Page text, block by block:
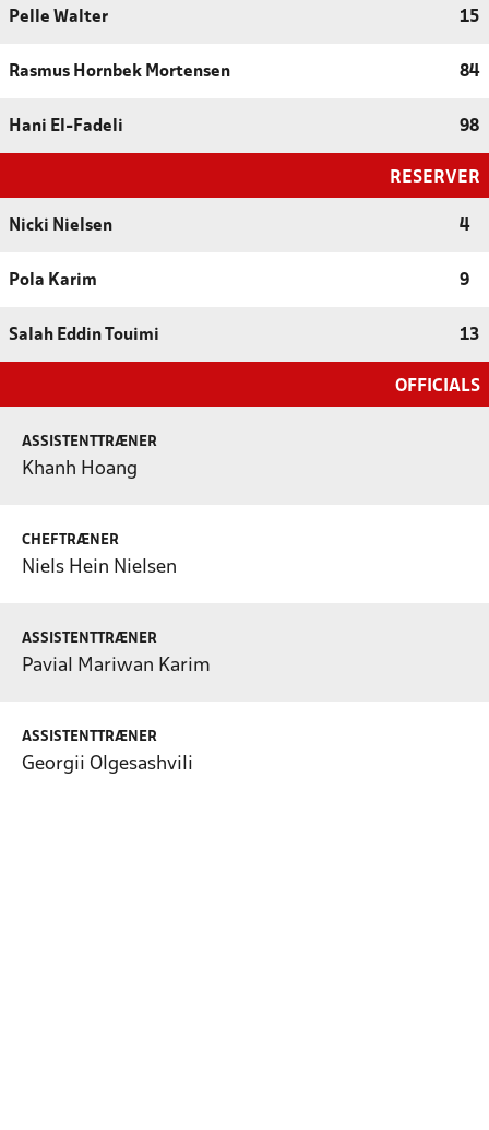
Pelle Walter 15
Rasmus Hornbek Mortensen 84
Hani El-Fadeli 98
RESERVER
Nicki Nielsen 4
Pola Karim 9
Salah Eddin Touimi 13
OFFICIALS
ASSISTENTTRÆNER
Khanh Hoang
CHEFTRÆNER
Niels Hein Nielsen
ASSISTENTTRÆNER
Pavial Mariwan Karim
ASSISTENTTRÆNER
Georgii Olgesashvili